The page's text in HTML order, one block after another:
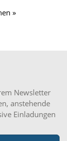
»
Newsletter
anstehende
Einladungen